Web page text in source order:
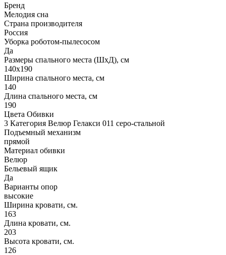
Бренд
Мелодия сна
Страна производителя
Россия
Уборка роботом-пылесосом
Да
Размеры спального места (ШхД), см
140х190
Ширина спального места, см
140
Длина спального места, см
190
Цвета Обивки
3 Категория Велюр Гелакси 011 серо-стальной
Подъемный механизм
прямой
Материал обивки
Велюр
Бельевый ящик
Да
Варианты опор
высокие
Ширина кровати, см.
163
Длина кровати, см.
203
Высота кровати, см.
126